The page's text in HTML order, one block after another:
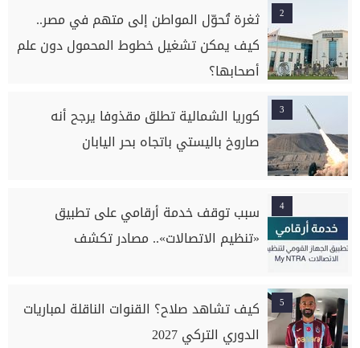
2
ثغرة تُحوّل المواطن إلى متهم في مصر..
كيف يمكن تشغيل خطوط المحمول دون علم
أصحابها؟
3
كوريا الشمالية تطلق مقذوفا يرجح أنه
صاروخ باليستي باتجاه بحر اليابان
4
سبب توقف خدمة أرقامي على تطبيق
«تنظيم الاتصالات».. مصادر تكشف
5
كيف تشاهد صلاح؟ القنوات الناقلة لمباريات
الدوري التركي 2027